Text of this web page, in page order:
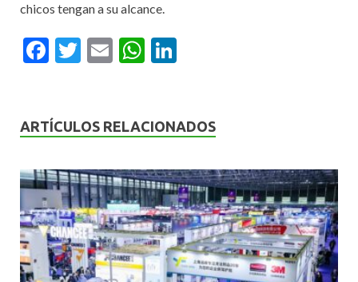
chicos tengan a su alcance.
F
b
o
k
T
er
E
l
W
s
p
p
dI
ARTÍCULOS RELACIONADOS